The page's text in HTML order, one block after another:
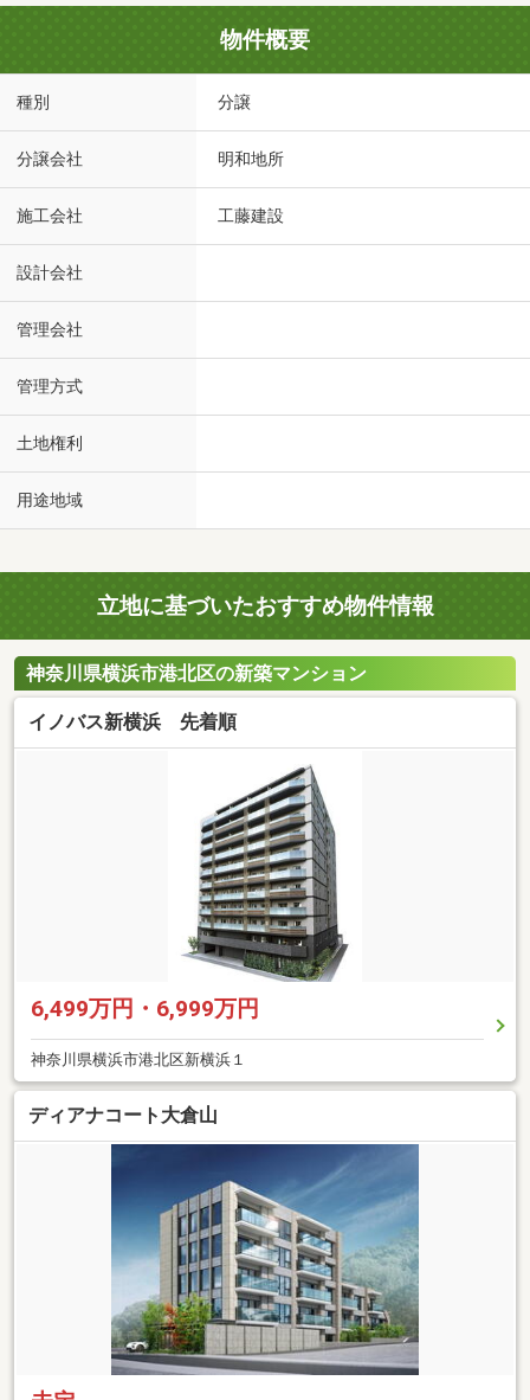
物件概要
種別 分譲
分譲会社 明和地所
施工会社 工藤建設
設計会社
管理会社
管理方式
土地権利
用途地域
立地に基づいたおすすめ物件情報
神奈川県横浜市港北区の新築マンション
イノバス新横浜 先着順
6,499万円・6,999万円
神奈川県横浜市港北区新横浜１
ディアナコート大倉山